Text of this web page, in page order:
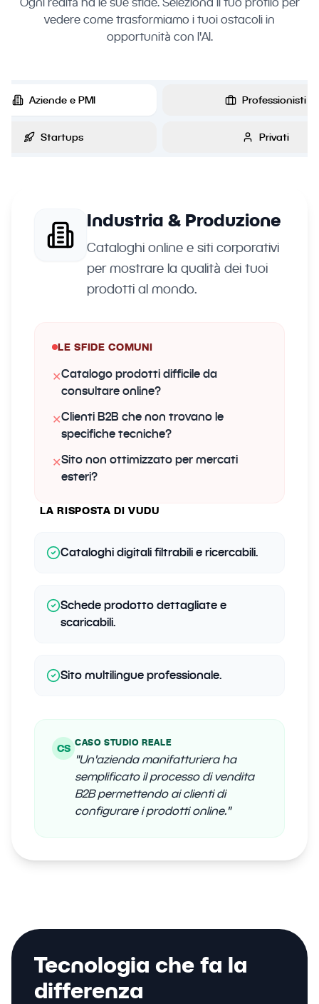
vedere come trasformiamo i tuoi ostacoli in
opportunità con l'AI.
Aziende e PMI Professionisti
Startups Privati
Industria & Produzione
Cataloghi online e siti corporativi
per mostrare la qualità dei tuoi
prodotti al mondo.
LE SFIDE COMUNI
✕Catalogo prodotti difficile da
consultare online?
✕Clienti B2B che non trovano le
specifiche tecniche?
✕Sito non ottimizzato per mercati
esteri?
LA RISPOSTA DI VUDU
Cataloghi digitali filtrabili e ricercabili.
Schede prodotto dettagliate e
scaricabili.
Sito multilingue professionale.
CS
CASO STUDIO REALE
"Un'azienda manifatturiera ha
semplificato il processo di vendita
B2B permettendo ai clienti di
configurare i prodotti online."
Tecnologia che fa la
differenza